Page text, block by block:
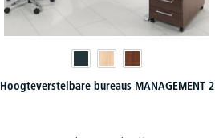
Hoogteverstelbare bureaus MANAGEMENT 2